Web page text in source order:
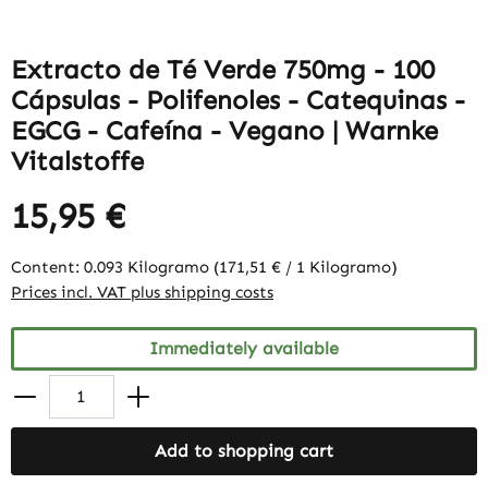
Extracto de Té Verde 750mg - 100
Cápsulas - Polifenoles - Catequinas -
EGCG - Cafeína - Vegano | Warnke
Vitalstoffe
15,95 €
Content: 0.093 Kilogramo (171,51 € / 1 Kilogramo)
Prices incl. VAT plus shipping costs
Immediately available
Add to shopping cart